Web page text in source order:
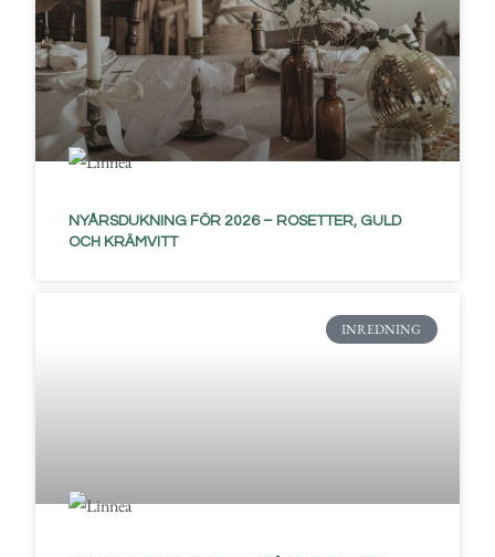
NYÅRSDUKNING FÖR 2026 – ROSETTER, GULD
OCH KRÄMVITT
INREDNING